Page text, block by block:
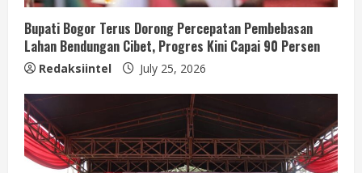
Bupati Bogor Terus Dorong Percepatan Pembebasan
Lahan Bendungan Cibet, Progres Kini Capai 90 Persen
Redaksiintel July 25, 2026